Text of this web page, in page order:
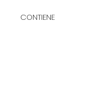
CONTIENE